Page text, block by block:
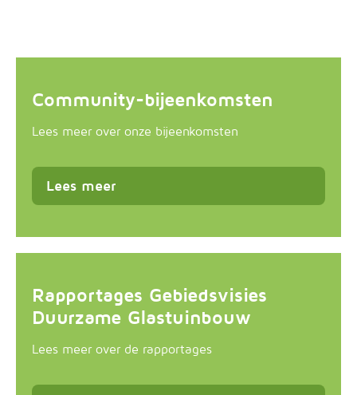
Community-bijeenkomsten
Lees meer over onze bijeenkomsten
Lees meer
Rapportages Gebiedsvisies
Duurzame Glastuinbouw
Lees meer over de rapportages